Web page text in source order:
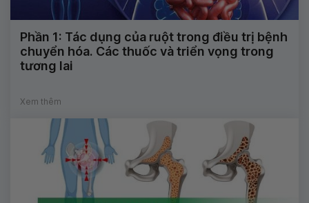
Phần 1: Tác dụng của ruột trong điều trị bệnh
chuyển hóa. Các thuốc và triển vọng trong
tương lai
Xem thêm